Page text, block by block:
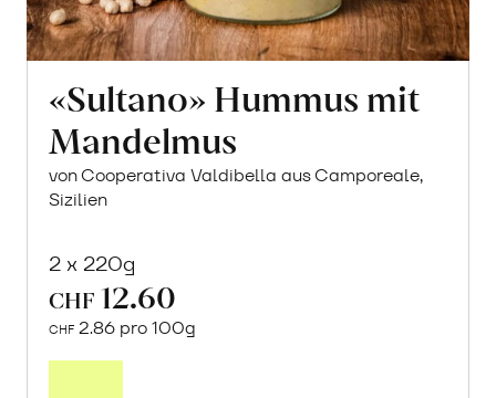
«Sultano» Hummus mit
Mandelmus
von Cooperativa Valdibella aus Camporeale,
Sizilien
2 x 220g
CHF 12.60
CHF 2.86 pro 100g